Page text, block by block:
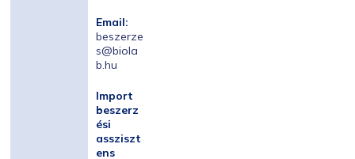
Email:
beszerze
s@biola
b.hu
Import
beszerz
ési
assziszt
ens